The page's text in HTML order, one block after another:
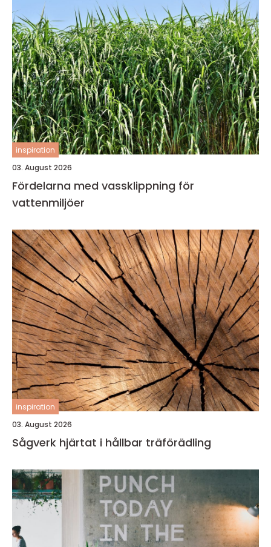
inspiration
03. August 2026
Fördelarna med vassklippning för
vattenmiljöer
inspiration
03. August 2026
Sågverk hjärtat i hållbar träförädling